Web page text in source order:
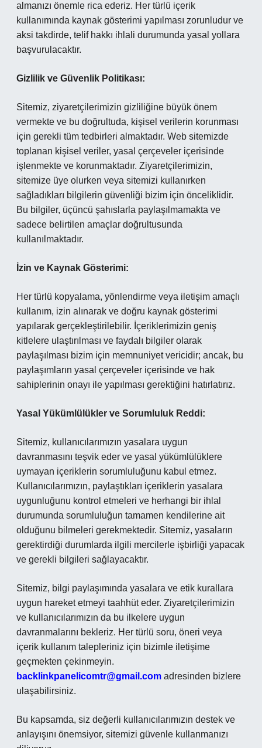
almanızı önemle rica ederiz. Her türlü içerik
kullanımında kaynak gösterimi yapılması zorunludur ve
aksi takdirde, telif hakkı ihlali durumunda yasal yollara
başvurulacaktır.
Gizlilik ve Güvenlik Politikası:
Sitemiz, ziyaretçilerimizin gizliliğine büyük önem
vermekte ve bu doğrultuda, kişisel verilerin korunması
için gerekli tüm tedbirleri almaktadır. Web sitemizde
toplanan kişisel veriler, yasal çerçeveler içerisinde
işlenmekte ve korunmaktadır. Ziyaretçilerimizin,
sitemize üye olurken veya sitemizi kullanırken
sağladıkları bilgilerin güvenliği bizim için önceliklidir.
Bu bilgiler, üçüncü şahıslarla paylaşılmamakta ve
sadece belirtilen amaçlar doğrultusunda
kullanılmaktadır.
İzin ve Kaynak Gösterimi:
Her türlü kopyalama, yönlendirme veya iletişim amaçlı
kullanım, izin alınarak ve doğru kaynak gösterimi
yapılarak gerçekleştirilebilir. İçeriklerimizin geniş
kitlelere ulaştırılması ve faydalı bilgiler olarak
paylaşılması bizim için memnuniyet vericidir; ancak, bu
paylaşımların yasal çerçeveler içerisinde ve hak
sahiplerinin onayı ile yapılması gerektiğini hatırlatırız.
Yasal Yükümlülükler ve Sorumluluk Reddi:
Sitemiz, kullanıcılarımızın yasalara uygun
davranmasını teşvik eder ve yasal yükümlülüklere
uymayan içeriklerin sorumluluğunu kabul etmez.
Kullanıcılarımızın, paylaştıkları içeriklerin yasalara
uygunluğunu kontrol etmeleri ve herhangi bir ihlal
durumunda sorumluluğun tamamen kendilerine ait
olduğunu bilmeleri gerekmektedir. Sitemiz, yasaların
gerektirdiği durumlarda ilgili mercilerle işbirliği yapacak
ve gerekli bilgileri sağlayacaktır.
Sitemiz, bilgi paylaşımında yasalara ve etik kurallara
uygun hareket etmeyi taahhüt eder. Ziyaretçilerimizin
ve kullanıcılarımızın da bu ilkelere uygun
davranmalarını bekleriz. Her türlü soru, öneri veya
içerik kullanım talepleriniz için bizimle iletişime
geçmekten çekinmeyin.
backlinkpanelicomtr@gmail.com adresinden bizlere
ulaşabilirsiniz.
Bu kapsamda, siz değerli kullanıcılarımızın destek ve
anlayışını önemsiyor, sitemizi güvenle kullanmanızı